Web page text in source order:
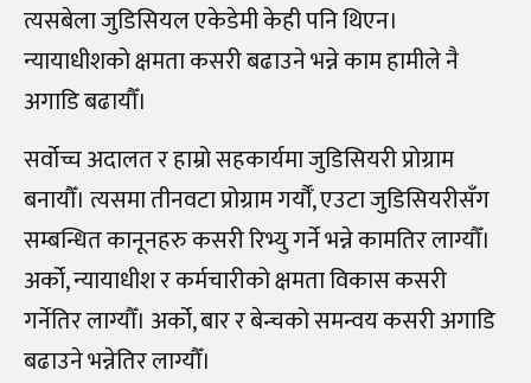
त्यसबेला जुडिसियल एकेडेमी केही पनि थिएन।
न्यायाधीशको क्षमता कसरी बढाउने भन्ने काम हामीले नै
अगाडि बढायौँ।
सर्वोच्च अदालत र हाम्रो सहकार्यमा जुडिसियरी प्रोग्राम
बनायौँ। त्यसमा तीनवटा प्रोग्राम गर्यौँ, एउटा जुडिसियरीसँग
सम्बन्धित कानूनहरु कसरी रिभ्यु गर्ने भन्ने कामतिर लाग्यौँ।
अर्को, न्यायाधीश र कर्मचारीको क्षमता विकास कसरी
गर्नेतिर लाग्यौँ। अर्को, बार र बेन्चको समन्वय कसरी अगाडि
बढाउने भन्नेतिर लाग्यौँ।